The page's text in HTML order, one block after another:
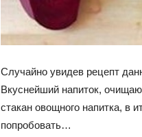
Случайно увидев рецепт
Вкуснейший напиток,
стакан овощного напитка, в
попробовать…